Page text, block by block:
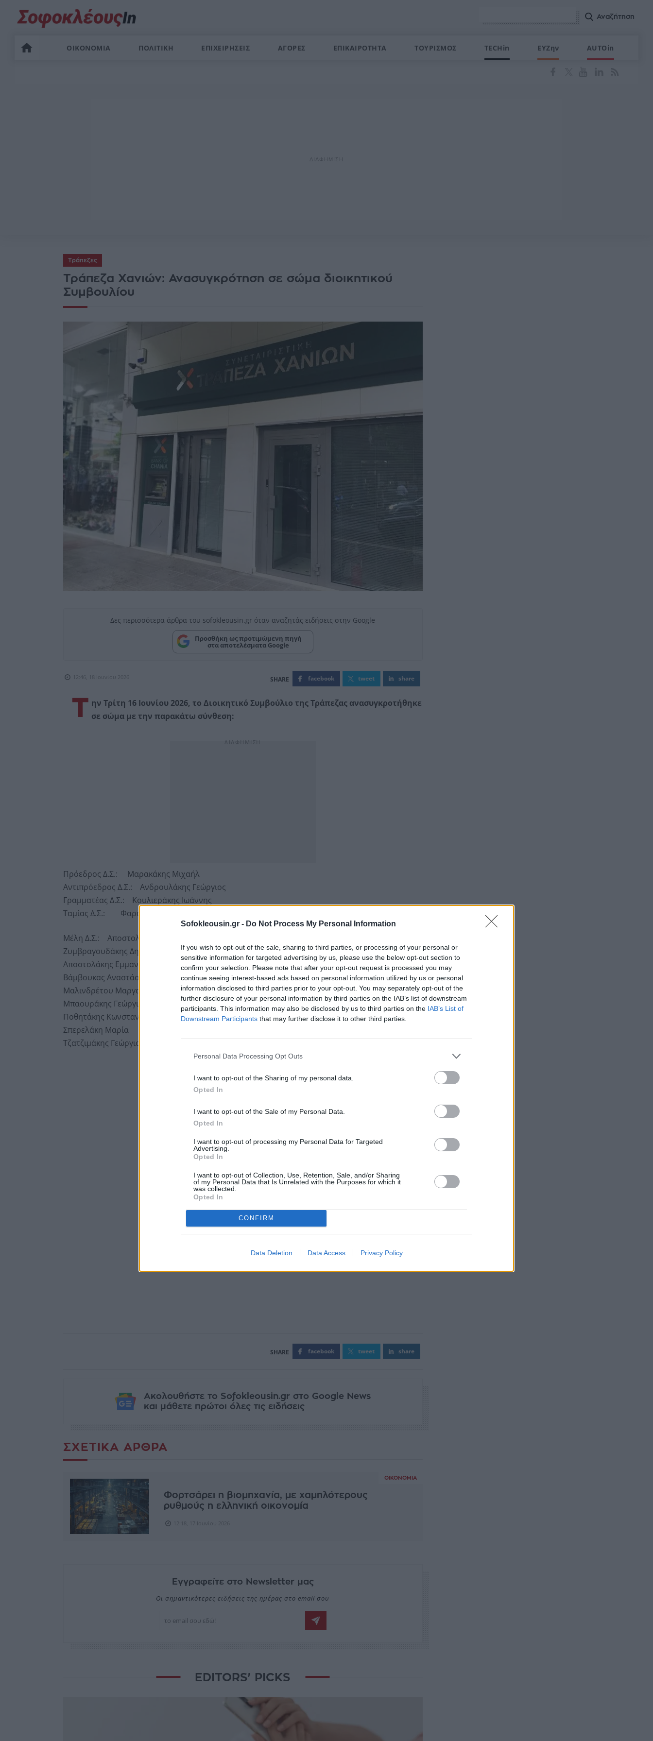
Sofokleousin.gr - Do Not Process My Personal Information
If you wish to opt-out of the sale, sharing to third parties, or processing of your personal or
sensitive information for targeted advertising by us, please use the below opt-out section to
confirm your selection. Please note that after your opt-out request is processed you may
continue seeing interest-based ads based on personal information utilized by us or personal
information disclosed to third parties prior to your opt-out. You may separately opt-out of the
further disclosure of your personal information by third parties on the IAB’s list of downstream
participants. This information may also be disclosed by us to third parties on the IAB’s List of
Downstream Participants that may further disclose it to other third parties.
Personal Data Processing Opt Outs
I want to opt-out of the Sharing of my personal data.
Opted In
I want to opt-out of the Sale of my Personal Data.
Opted In
I want to opt-out of processing my Personal Data for Targeted
Advertising.
Opted In
I want to opt-out of Collection, Use, Retention, Sale, and/or Sharing
of my Personal Data that Is Unrelated with the Purposes for which it
was collected.
Opted In
CONFIRM
Data Deletion Data Access Privacy Policy
ΟΙΚΟΝΟΜΙΑ ΠΟΛΙΤΙΚΗ ΕΠΙΧΕΙΡΗΣΕΙΣ ΑΓΟΡΕΣ ΕΠΙΚΑΙΡΟΤΗΤΑ ΤΟΥΡΙΣΜΟΣ TECHin ΕΥΖην AUTOin
Τράπεζες
Τράπεζα Χανιών: Ανασυγκρότηση σε σώμα διοικητικού
Συμβουλίου
Δες περισσότερα άρθρα του sofokleousin.gr όταν αναζητάς ειδήσεις στην Google
Προσθήκη ως προτιμώμενη πηγή
στα αποτελέσματα Google
12:46, 18 Ιουνίου 2026 facebook tweet share
Τ ην Τρίτη 16 Ιουνίου 2026, το Διοικητικό Συμβούλιο της Τράπεζας ανασυγκροτήθηκε
σε σώμα με την παρακάτω σύνθεση:
Πρόεδρος Δ.Σ.: Μαρακάκης Μιχαήλ
Αντιπρόεδρος Δ.Σ.: Ανδρουλάκης Γεώργιος
Γραμματέας Δ.Σ.: Κουλιεράκης Ιωάννης
Ταμίας Δ.Σ.: Φαραντάκης Γεώργιος
Μέλη Δ.Σ.: Αποστολάκης Σπυρίδων (εντεταλμένος εκτελεστικός σύμβουλος)
Ζυμβραγουδάκης Δημήτριος (εντεταλμένος εκτελεστικός σύμβουλος)
Αποστολάκης Εμμανουήλ
Βάμβουκας Αναστάσιος
Μαλινδρέτου Μαργαρίτα
Μπαουράκης Γεώργιος
Ποθητάκης Κωνσταντίνος
Σπερελάκη Μαρία
Τζατζιμάκης Γεώργιος
facebook tweet share
Ακολουθήστε το Sofokleousin.gr στο Google News
και μάθετε πρώτοι όλες τις ειδήσεις
ΣΧΕΤΙΚΆ ΆΡΘΡΑ
ΟΙΚΟΝΟΜΊΑ
Φορτσάρει η βιομηχανία, με χαμηλότερους
ρυθμούς η ελληνική οικονομία
Εγγραφείτε στο Newsletter μας
Οι σημαντικότερες ειδήσεις της ημέρας στο email σου
EDITORS' PICKS